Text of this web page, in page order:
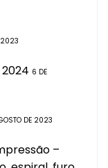
2023
6 DE
DE 2023
–